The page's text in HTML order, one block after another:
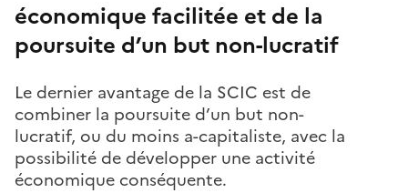
économique facilitée et de la
poursuite d’un but non-lucratif
Le dernier avantage de la SCIC est de
combiner la poursuite d’un but non-
lucratif, ou du moins a-capitaliste, avec la
possibilité de développer une activité
économique conséquente.